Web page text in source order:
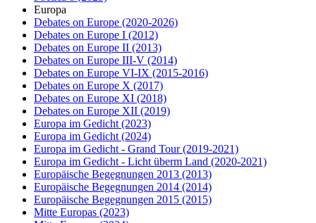
Europa
Debates on Europe (2020-2026)
Debates on Europe I (2012)
Debates on Europe II (2013)
Debates on Europe III-V (2014)
Debates on Europe VI-IX (2015-2016)
Debates on Europe X (2017)
Debates on Europe XI (2018)
Debates on Europe XII (2019)
Europa im Gedicht (2023)
Europa im Gedicht (2024)
Europa im Gedicht - Grand Tour(2019-2021)
Europa im Gedicht - Licht überm Land (2020-2021)
Europäische Begegnungen 2013 (2013)
Europäische Begegnungen 2014 (2014)
Europäische Begegnungen 2015 (2015)
Mitte Europas (2023)